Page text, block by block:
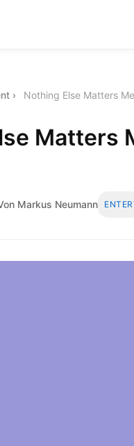
› Nothing Else Matters
Matters
Markus Neumann